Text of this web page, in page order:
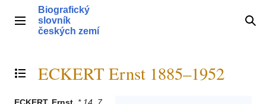
obsahHlavní menu
Biografický
slovník
českých zemí
Přepnout obsah
ECKERT Ernst 1885–1952